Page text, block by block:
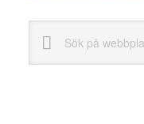
webbplatsen